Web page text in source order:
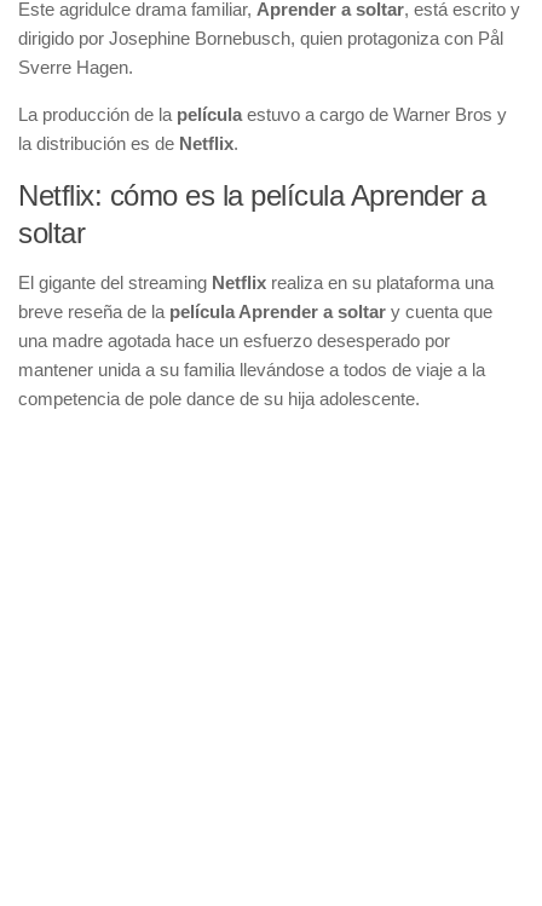
Este agridulce drama familiar, Aprender a soltar, está escrito y
dirigido por Josephine Bornebusch, quien protagoniza con Pål
Sverre Hagen.
La producción de la película estuvo a cargo de Warner Bros y
la distribución es de Netflix.
Netflix: cómo es la película Aprender a
soltar
El gigante del streaming Netflix realiza en su plataforma una
breve reseña de la película Aprender a soltar y cuenta que
una madre agotada hace un esfuerzo desesperado por
mantener unida a su familia llevándose a todos de viaje a la
competencia de pole dance de su hija adolescente.